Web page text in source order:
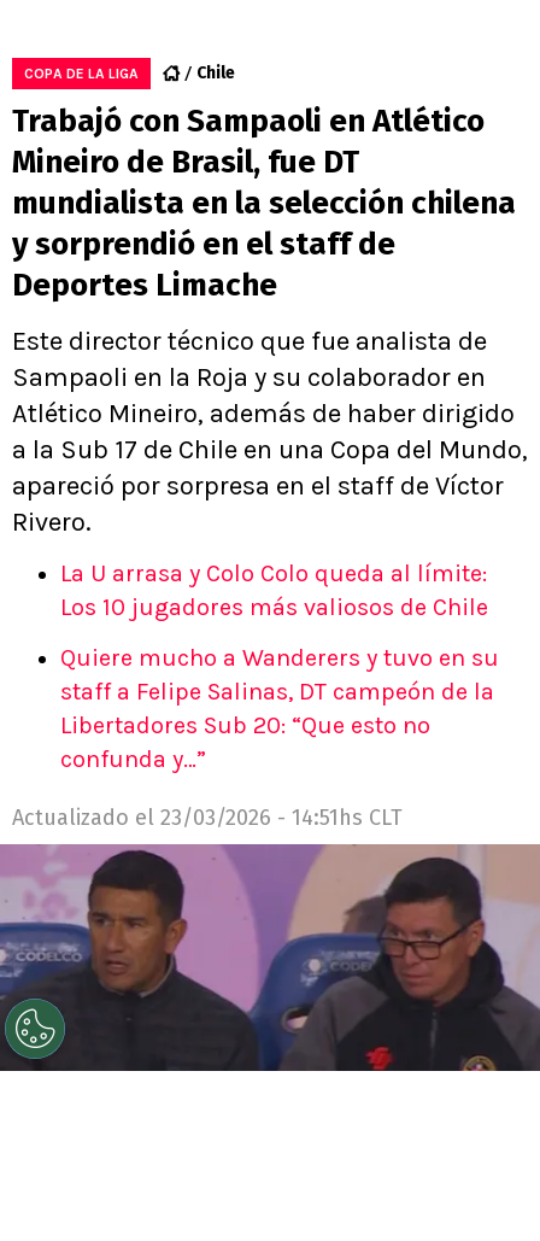
COPA DE LA LIGA Chile
Trabajó con Sampaoli en Atlético
Mineiro de Brasil, fue DT
mundialista en la selección chilena
y sorprendió en el staff de
Deportes Limache
Este director técnico que fue analista de
Sampaoli en la Roja y su colaborador en
Atlético Mineiro, además de haber dirigido
a la Sub 17 de Chile en una Copa del Mundo,
apareció por sorpresa en el staff de Víctor
Rivero.
La U arrasa y Colo Colo queda al límite:
Los 10 jugadores más valiosos de Chile
Quiere mucho a Wanderers y tuvo en su
staff a Felipe Salinas, DT campeón de la
Libertadores Sub 20: “Que esto no
confunda y…”
Actualizado el 23/03/2026 - 14:51hs CLT